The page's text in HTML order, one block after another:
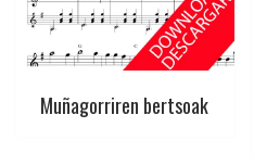
Muñagorriren bertsoak